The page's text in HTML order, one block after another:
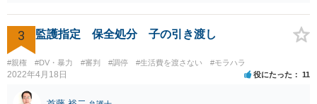
ませんが、上記は性行為があったことを前提としています） 弁護士に
依頼されると、相手方の住民票を取得することができます。 請求する
慰謝料の額含め、一度弁護士にご相談されると良いと思います。
3 監護指定 保全処分 子の引き渡し
#親権 #DV・暴力 #審判 #調停 #生活費を渡さない #モラハラ
2022年4月18日 役にたった 11